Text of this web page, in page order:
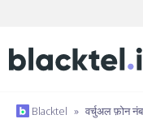
Blacktel » वर्चुअल फ़ोन